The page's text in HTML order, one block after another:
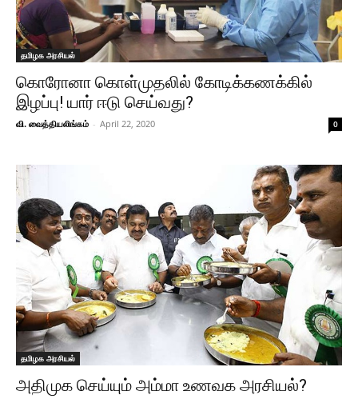
தமிழக அரசியல்
கொரோனா கொள்முதலில் கோடிக்கணக்கில்
இழப்பு! யார் ஈடு செய்வது?
வி. வைத்தியலிங்கம் - April 22, 2020 0
தமிழக அரசியல்
அதிமுக செய்யும் அம்மா உணவக அரசியல்?